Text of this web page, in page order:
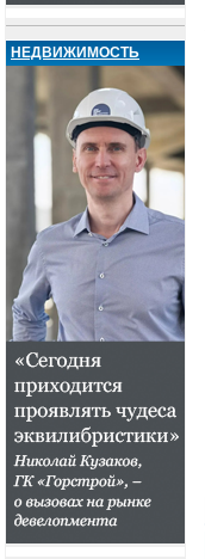
НЕДВИЖИМОСТЬ